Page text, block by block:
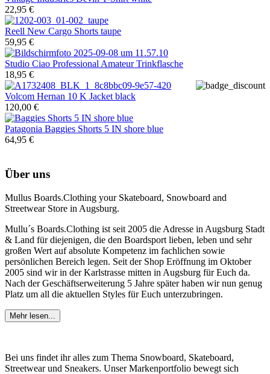
22,95 €
Reell New Cargo Shorts taupe
59,95 €
Studio Ciao Professional Amateur Trinkflasche
18,95 €
Volcom Hernan 10 K Jacket black
120,00 €
Patagonia Baggies Shorts 5 IN shore blue
64,95 €
Über uns
Mullus Boards.Clothing your Skateboard, Snowboard and
Streetwear Store in Augsburg.
Mullu´s Boards.Clothing ist seit 2005 die Adresse in Augsburg Stadt
& Land für diejenigen, die den Boardsport lieben, leben und sehr
großen Wert auf absolute Kompetenz im fachlichen sowie
persönlichen Bereich legen. Seit der Shop Eröffnung im Oktober
2005 sind wir in der Karlstrasse mitten in Augsburg für Euch da.
Nach der Geschäftserweiterung 5 Jahre später haben wir nun genug
Platz um all die aktuellen Styles für Euch unterzubringen.
Mehr lesen...
Bei uns findet ihr alles zum Thema Snowboard, Skateboard,
Streetwear und Sneakers. Unser Markenportfolio bewegt sich